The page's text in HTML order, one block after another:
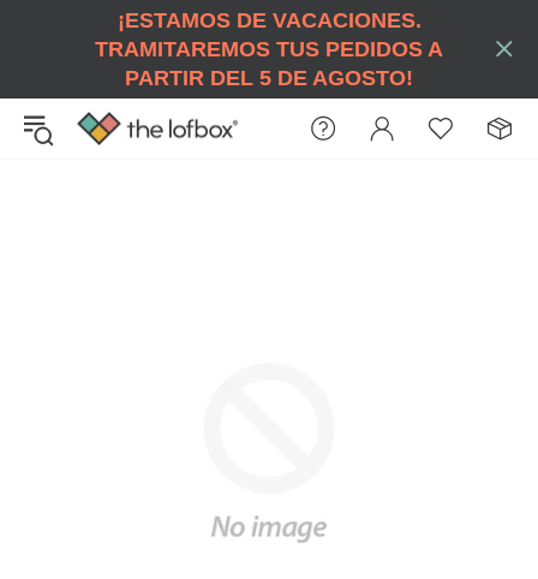
¡ESTAMOS DE VACACIONES.
TRAMITAREMOS TUS PEDIDOS A
PARTIR DEL 5 DE AGOSTO!